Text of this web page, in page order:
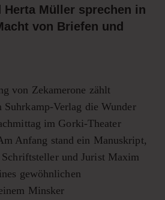
Herta Müller sprechen in
von Briefen und
von Zekamerone zählt
Suhrkamp-Verlag die Wunder
im Gorki-Theater
Anfang stand ein Manuskript,
Schriftsteller und Jurist Maxim
gewöhnlichen
Minsker